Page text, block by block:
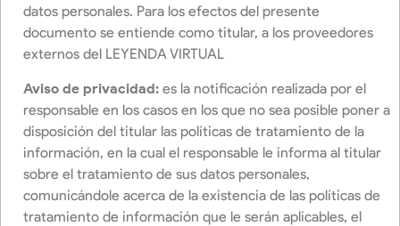
datos personales. Para los efectos del presente
documento se entiende como titular, a los proveedores
externos del LEYENDA VIRTUAL
Aviso de privacidad: es la notificación realizada por el
responsable en los casos en los que no sea posible poner a
disposición del titular las políticas de tratamiento de la
información, en la cual el responsable le informa al titular
sobre el tratamiento de sus datos personales,
comunicándole acerca de la existencia de las políticas de
tratamiento de información que le serán aplicables, el